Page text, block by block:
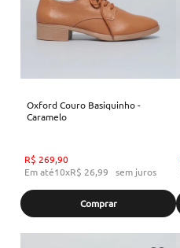
Oxford Couro Basiquinho -
Caramelo
R$ 269,90
Em até10xR$ 26,99 sem juros
Comprar